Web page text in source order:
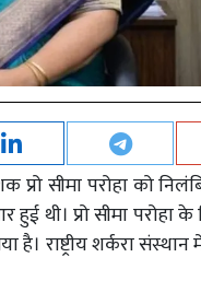
प्रो सीमा परोहा को
थी। प्रो सीमा
है। राष्ट्रीय शर्करा